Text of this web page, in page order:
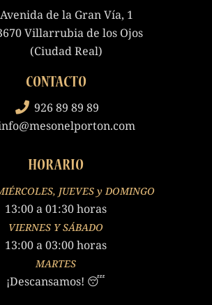
Avenida de la Gran Vía, 1
Villarrubia de los Ojos
(Ciudad Real)
CONTACTO
926 89 89 89
HORARIO
JUEVES y DOMINGO
13:00 a 01:30 horas
VIERNES Y SÁBADO
13:00 a 03:00 horas
MARTES
¡Descansamos! 😴